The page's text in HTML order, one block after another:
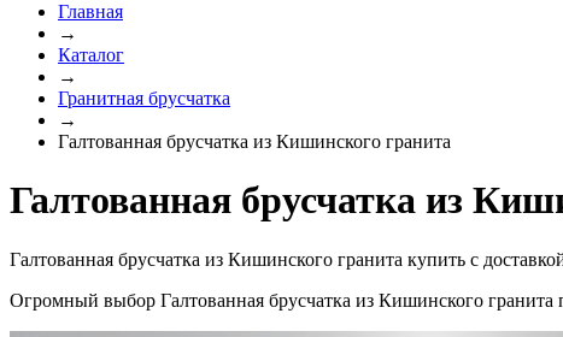
Главная
→
Каталог
→
Гранитная брусчатка
→
Галтованная брусчатка из Кишинского гранита
Галтованная брусчатка из
Галтованная брусчатка из Кишинского гранита купить с
Огромный выбор Галтованная брусчатка из Кишинского